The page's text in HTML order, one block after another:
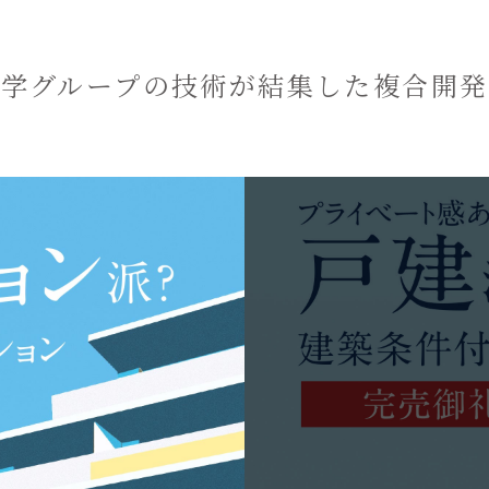
グループの技術が結集した複合開